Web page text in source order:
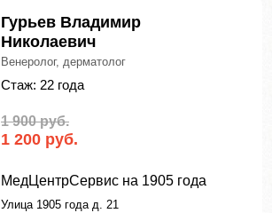
Гурьев Владимир
Николаевич
Венеролог, дерматолог
Стаж: 22 года
1 900 руб.
1 200 руб.
МедЦентрСервис на 1905 года
Улица 1905 года д. 21